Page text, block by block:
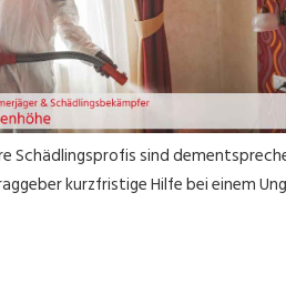
Schädlingsprofis sind
kurzfristige Hilfe bei einem